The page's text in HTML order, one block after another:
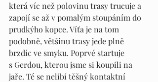
která víc než polovinu trasy trucuje a
zapojí se až v pomalým stoupáním do
prudkýho kopce. Víťa je na tom
podobně, většinu trasy jede plně
brzdíc ve smyku. Poprvé startuje
s Gerdou, kterou jsme si koupili na
jaře. Té se nelíbí těšný kontaktní